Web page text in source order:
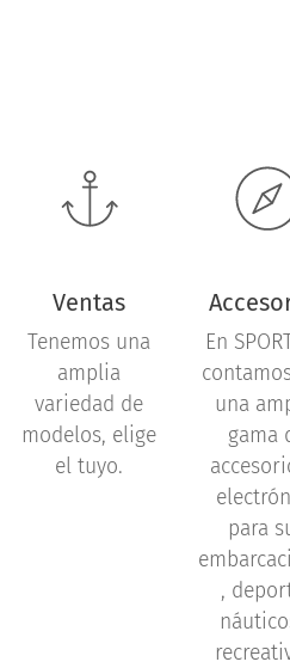
Ventas
Tenemos una
amplia
variedad de
modelos, elige
el tuyo.
En
una
gama
para
,